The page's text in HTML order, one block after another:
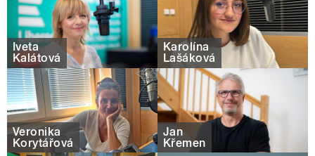
Iveta
Kalátová
Karolína
Lašáková
Veronika
Korytářová
Jan
Křemen